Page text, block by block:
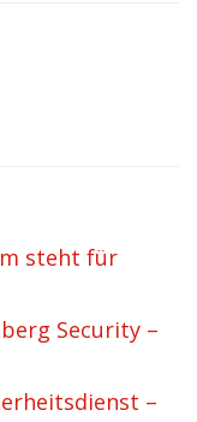
steht für
Security –
–